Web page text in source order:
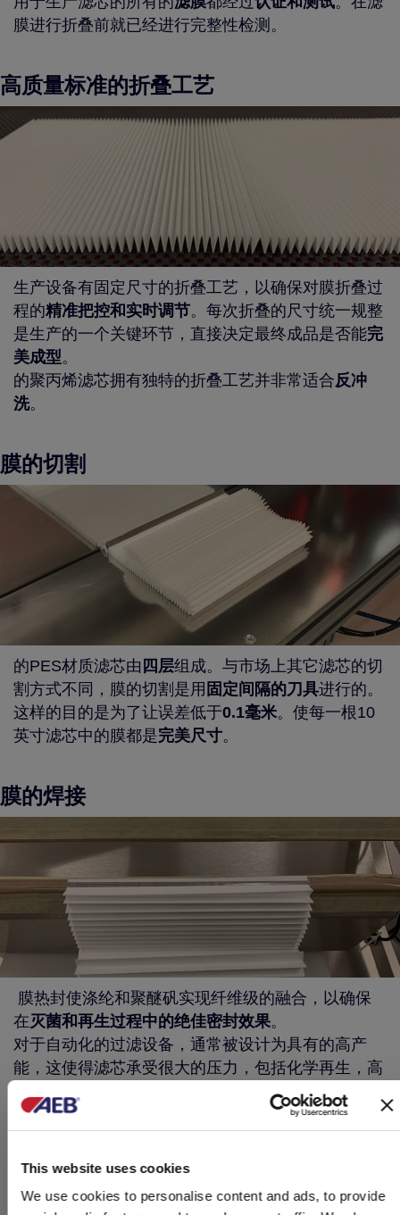
This website uses cookies
We use cookies to personalise content and ads, to provide
膜进行折叠前就已经进行完整性检测。
高质量标准的折叠工艺
生产设备有固定尺寸的折叠工艺，以确保对膜折叠过
程的精准把控和实时调节。每次折叠的尺寸统一规整
是生产的一个关键环节，直接决定最终成品是否能完
美成型。
的聚丙烯滤芯拥有独特的折叠工艺并非常适合反冲
洗。
膜的切割
的PES材质滤芯由 四层组成。与市场上其它滤芯的切
割方式不同，膜的切割是用 固定间隔的刀具进行的。
这样的目的是为了让误差低于0.1毫米。使每一根10
英寸滤芯中的膜都是完美尺寸。
膜的焊接
膜热封使涤纶和聚醚矾实现纤维级的融合，以确保
在灭菌和再生过程中的绝佳密封效果。
对于自动化的过滤设备，通常被设计为具有的高产
能，这使得滤芯承受很大的压力，包括化学再生，高
流速和高温环境。因此，这种焊接方式直接保证了滤
芯的最佳性能和使用寿命